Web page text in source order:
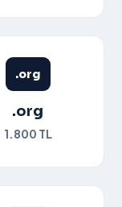
.org
.org
1.800 TL